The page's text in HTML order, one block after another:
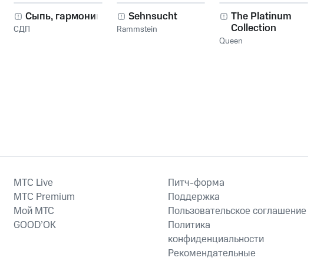
Сыпь, гармоника!
СДП
Sehnsucht
Rammstein
The Platinum
Collection
Queen
MTС Live
MTС Premium
Мой МТС
GOOD’OK
Питч-форма
Поддержка
Пользовательское соглашение
Политика
конфиденциальности
Рекомендательные